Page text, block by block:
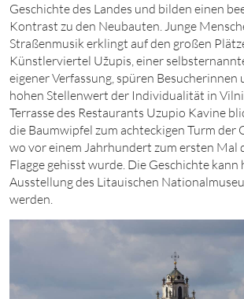
Geschichte des Landes und bilden einen
Kontrast zu den Neubauten. Junge
Straßenmusik erklingt auf den großen
Künstlerviertel Užupis, einer
eigener Verfassung, spüren Besucherinnen
hohen Stellenwert der Individualität in
Terrasse des Restaurants Uzupio Kavine
die Baumwipfel zum achteckigen Turm der
wo vor einem Jahrhundert zum ersten Mal
Flagge gehisst wurde. Die Geschichte kann
Ausstellung des Litauischen
werden.